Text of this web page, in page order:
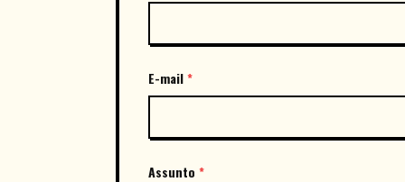
E-mail*
Assunto *